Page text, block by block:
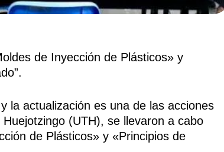
de Inyección de Plásticos» y
la actualización es una de las acciones
(UTH), se llevaron a cabo
de Plásticos» y «Principios de